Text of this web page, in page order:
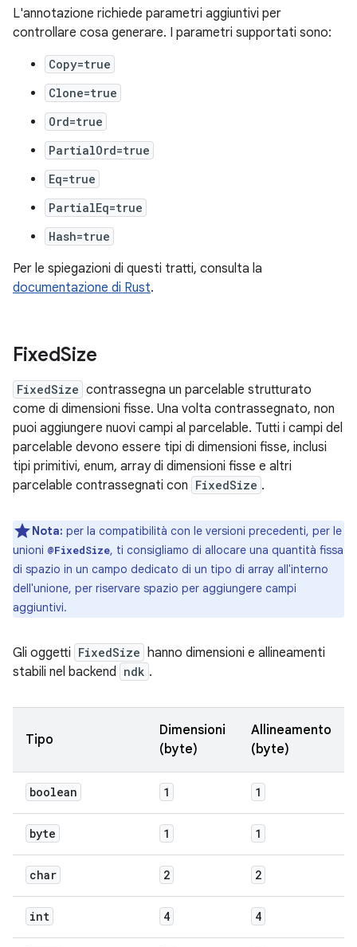
L'annotazione richiede parametri aggiuntivi per
controllare cosa generare. I parametri supportati sono:
Copy=true
Clone=true
Ord=true
PartialOrd=true
Eq=true
PartialEq=true
Hash=true
Per le spiegazioni di questi tratti, consulta la
documentazione di Rust.
FixedSize
FixedSize contrassegna un parcelable strutturato
come di dimensioni fisse. Una volta contrassegnato, non
puoi aggiungere nuovi campi al parcelable. Tutti i campi del
parcelable devono essere tipi di dimensioni fisse, inclusi
tipi primitivi, enum, array di dimensioni fisse e altri
parcelable contrassegnati con FixedSize .
Nota: per la compatibilità con le versioni precedenti, per le
unioni @FixedSize, ti consigliamo di allocare una quantità fissa
di spazio in un campo dedicato di un tipo di array all'interno
dell'unione, per riservare spazio per aggiungere campi
aggiuntivi.
Gli oggetti FixedSize hanno dimensioni e allineamenti
stabili nel backend ndk .
Tipo
Dimensioni
(byte)
Allineamento
(byte)
boolean 1 1
byte 1 1
char 2 2
int 4 4